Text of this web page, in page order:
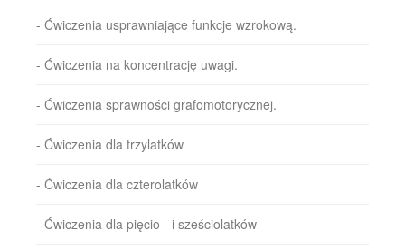
- Ćwiczenia usprawniające funkcje wzrokową.
- Ćwiczenia na koncentrację uwagi.
- Ćwiczenia sprawności grafomotorycznej.
- Ćwiczenia dla trzylatków
- Ćwiczenia dla czterolatków
- Ćwiczenia dla pięcio - i sześciolatków